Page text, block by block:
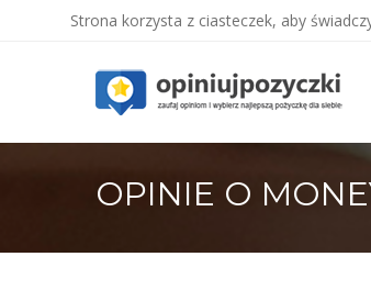
Strona korzysta z ciasteczek, aby
OPINIE O